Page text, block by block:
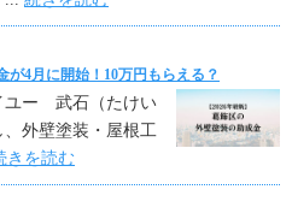
が4月に開始！10万円もらえる？
ユー 武石（たけい
外壁塗装・屋根工
きを読む